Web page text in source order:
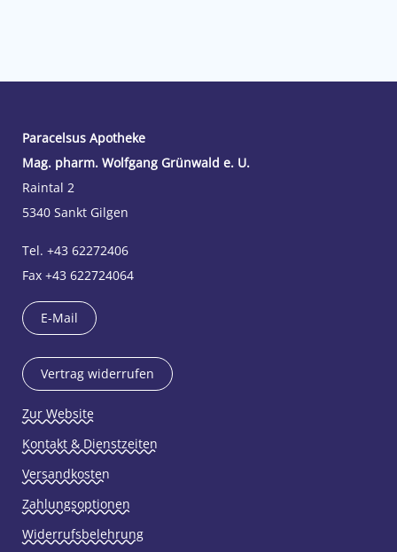
Paracelsus Apotheke
Mag. pharm. Wolfgang Grünwald e. U.
Raintal 2
5340 Sankt Gilgen
Tel. +43 62272406
Fax +43 622724064
E-Mail
Vertrag widerrufen
Zur Website
Kontakt & Dienstzeiten
Versandkosten
Zahlungsoptionen
Widerrufsbelehrung